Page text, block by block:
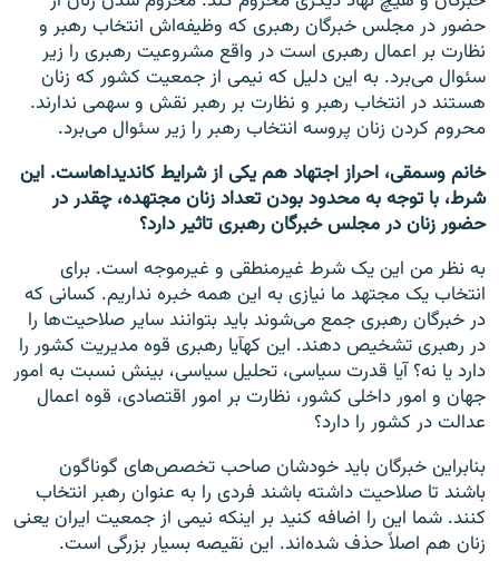
حضور در مجلس خبرگان رهبری که وظیفه‌اش انتخاب رهبر و
نظارت بر اعمال رهبری است در واقع مشروعیت رهبری را زیر
سئوال می‌برد. به این دلیل که نیمی از جمعیت کشور که زنان
هستند در انتخاب رهبر و نظارت بر رهبر نقش و سهمی ندارند.
محروم کردن زنان پروسه انتخاب رهبر را زیر سئوال می‌برد.
خانم وسمقی، احراز اجتهاد هم یکی از شرایط کاندیداهاست. این
شرط، با توجه به محدود بودن تعداد زنان مجتهده، چقدر در
حضور زنان در مجلس خبرگان رهبری تاثیر دارد؟
به نظر من این یک شرط غیرمنطقی و غیرموجه است. برای
انتخاب یک مجتهد ما نیازی به این همه خبره نداریم. کسانی که
در خبرگان رهبری جمع می‌شوند باید بتوانند سایر صلاحیت‌ها را
در رهبری تشخیص دهند. این کهآیا رهبری قوه مدیریت کشور را
دارد یا نه؟ آیا قدرت سیاسی، تحلیل سیاسی، بینش نسبت به امور
جهان و‌ امور داخلی کشور، نظارت بر امور اقتصادی، قوه اعمال
عدالت در کشور را دارد؟
بنابراین خبرگان باید خودشان صاحب تخصص‌های گوناگون
باشند تا صلاحیت داشته باشند فردی را به عنوان رهبر انتخاب
کنند. شما این را اضافه کنید بر اینکه نیمی از جمعیت ایران یعنی
زنان هم اصلا‌ً حذف شده‌اند. این نقیصه بسیار بزرگی است.